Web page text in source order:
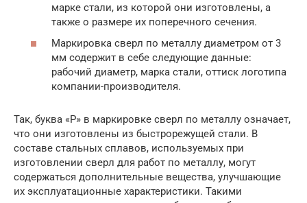
марке стали, из которой они изготовлены, а
также о размере их поперечного сечения.
Маркировка сверл по металлу диаметром от 3
мм содержит в себе следующие данные:
рабочий диаметр, марка стали, оттиск логотипа
компании-производителя.
Так, буква «Р» в маркировке сверл по металлу означает,
что они изготовлены из быстрорежущей стали. В
составе стальных сплавов, используемых при
изготовлении сверл для работ по металлу, могут
содержаться дополнительные вещества, улучшающие
их эксплуатационные характеристики. Такими